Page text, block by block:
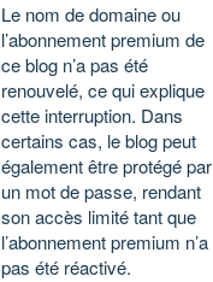
Le nom de domaine ou
l’abonnement premium de
ce blog n’a pas été
renouvelé, ce qui explique
cette interruption. Dans
certains cas, le blog peut
également être protégé par
un mot de passe, rendant
son accès limité tant que
l’abonnement premium n’a
pas été réactivé.